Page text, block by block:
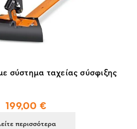
σύστημα ταχείας σύσφιξης
199,00 €
περισσότερα